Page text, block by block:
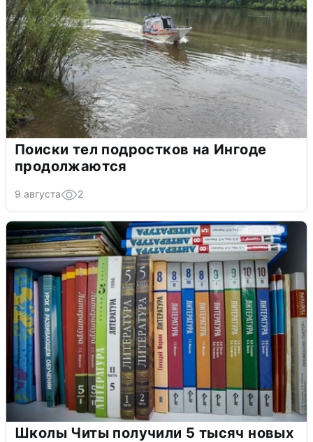
Поиски тел подростков на Ингоде
продолжаются
9 августа 2
Школы Читы получили 5 тысяч новых